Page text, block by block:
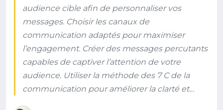
audience cible afin de personnaliser vos
messages. Choisir les canaux de
communication adaptés pour maximiser
l’engagement. Créer des messages percutants
capables de captiver l’attention de votre
audience. Utiliser la méthode des 7 C de la
communication pour améliorer la clarté et…